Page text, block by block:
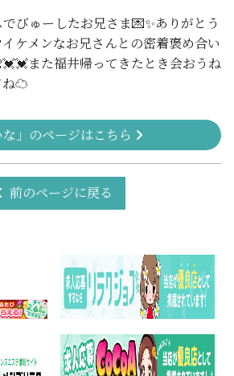
びゅーしたお兄さま💌✨ありがとう
ケメンなお兄さんとの密着褒め合い
また福井帰ってきたとき会おうね
ね☁️
な」のページはこちら
前のページに戻る